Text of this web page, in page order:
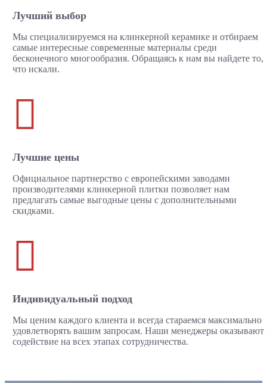
Лучший выбор
Мы специализируемся на клинкерной керамике и отбираем
самые интересные современные материалы среди
бесконечного многообразия. Обращаясь к нам вы найдете то,
что искали.

Лучшие цены
Официальное партнерство с европейскими заводами
производителями клинкерной плитки позволяет нам
предлагать самые выгодные цены с дополнительными
скидками.

Индивидуальный подход
Мы ценим каждого клиента и всегда стараемся максимально
удовлетворять вашим запросам. Наши менеджеры оказывают
содействие на всех этапах сотрудничества.